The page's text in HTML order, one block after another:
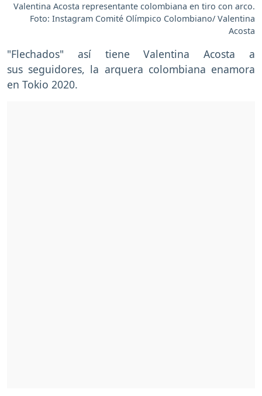
Valentina Acosta representante colombiana en tiro con arco.
Foto: Instagram Comité Olímpico Colombiano/ Valentina
Acosta
"Flechados" así tiene Valentina Acosta a
sus seguidores, la arquera colombiana enamora
en Tokio 2020.